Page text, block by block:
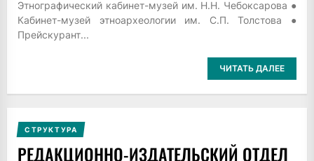
Этнографический кабинет-музей им. Н.Н. Чебоксарова ●
Кабинет-музей этноархеологии им. С.П. Толстова ●
Прейскурант...
ЧИТАТЬ ДАЛЕЕ
СТРУКТУРА
РЕДАКЦИОННО-ИЗДАТЕЛЬСКИЙ ОТДЕЛ